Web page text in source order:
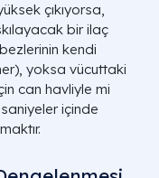
çıkıyorsa,
bir ilaç
kendi
yoksa vücuttaki
can havliyle mi
saniyeler içinde